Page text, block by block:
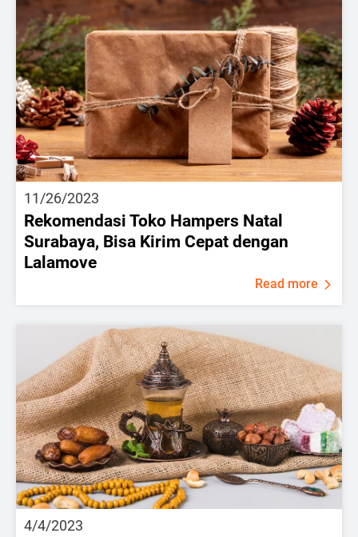
11/26/2023
Rekomendasi Toko Hampers Natal
Surabaya, Bisa Kirim Cepat dengan
Lalamove
Read more
4/4/2023